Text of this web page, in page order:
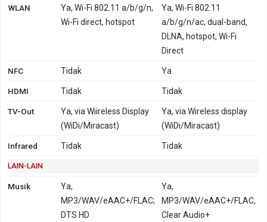
WLAN
Ya, Wi-Fi 802.11 a/b/g/n,
Wi-Fi direct, hotspot
Ya, Wi-Fi 802.11
a/b/g/n/ac, dual-band,
DLNA, hotspot, Wi-Fi
Direct
NFC Tidak Ya
HDMI Tidak Tidak
TV-Out
Ya, via Wiireless Display
(WiDi/Miracast)
Ya, via Wireless display
(WiDi/Miracast)
Infrared Tidak Tidak
LAIN-LAIN
Musik
Ya,
MP3/WAV/eAAC+/FLAC;
DTS HD
Ya,
MP3/WAV/eAAC+/FLAC,
Clear Audio+